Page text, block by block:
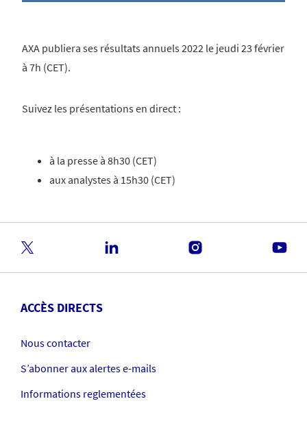
AXA publiera ses résultats annuels 2022 le jeudi 23 février
à 7h (CET).
Suivez les présentations en direct :
à la presse à 8h30 (CET)
aux analystes à 15h30 (CET)
ACCÈS DIRECTS
Nous contacter
S’abonner aux alertes e-mails
Informations reglementées